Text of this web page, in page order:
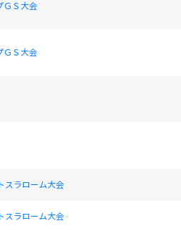
ＧＳ大会
ＧＳ大会
スラローム大会
スラローム大会